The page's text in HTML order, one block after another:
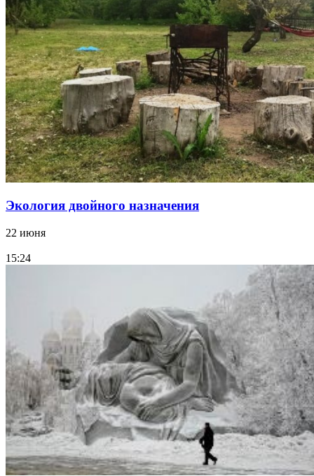
Экология двойного назначения
22 июня
15:24